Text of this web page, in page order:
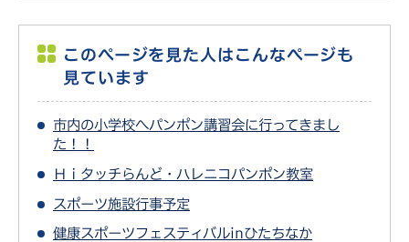
このページを見た人はこんなページも
見ています
市内の小学校へパンポン講習会に行ってきまし
た！！
Ｈｉタッチらんど・ハレニコパンポン教室
スポーツ施設行事予定
健康スポーツフェスティバルinひたちなか